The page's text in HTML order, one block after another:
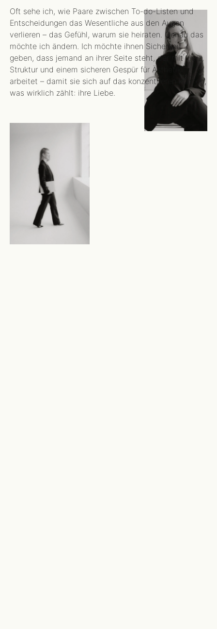
Oft sehe ich, wie Paare zwischen To-do-Listen und
Entscheidungen das Wesentliche aus den Augen
verlieren – das Gefühl, warum sie heiraten. Genau das
möchte ich ändern. Ich möchte ihnen Sicherheit
geben, dass jemand an ihrer Seite steht, der mit Herz,
Struktur und einem sicheren Gespür für Ästhetik
arbeitet – damit sie sich auf das konzentrieren können,
was wirklich zählt: ihre Liebe.